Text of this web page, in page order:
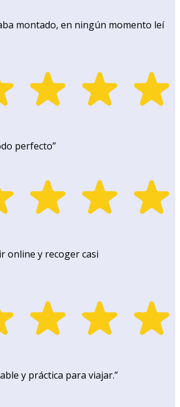
montado, en ningún momento leí
perfecto”
online y recoger casi
y práctica para viajar.”